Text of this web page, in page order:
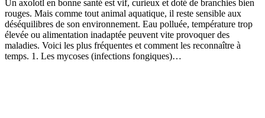
Un axolotl en bonne santé est vif, curieux et doté de branchies bien
rouges. Mais comme tout animal aquatique, il reste sensible aux
déséquilibres de son environnement. Eau polluée, température trop
élevée ou alimentation inadaptée peuvent vite provoquer des
maladies. Voici les plus fréquentes et comment les reconnaître à
temps. 1. Les mycoses (infections fongiques)…